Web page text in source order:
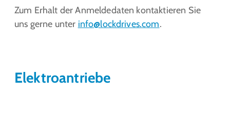
Zum Erhalt der Anmeldedaten kontaktieren Sie
uns gerne unter info@lockdrives.com.
Elektroantriebe